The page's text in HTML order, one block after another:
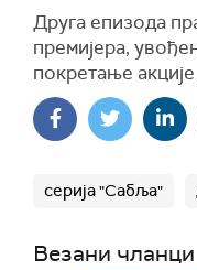
Друга епизода
премијера,
покретање
серија "Сабља"
Везани чланци